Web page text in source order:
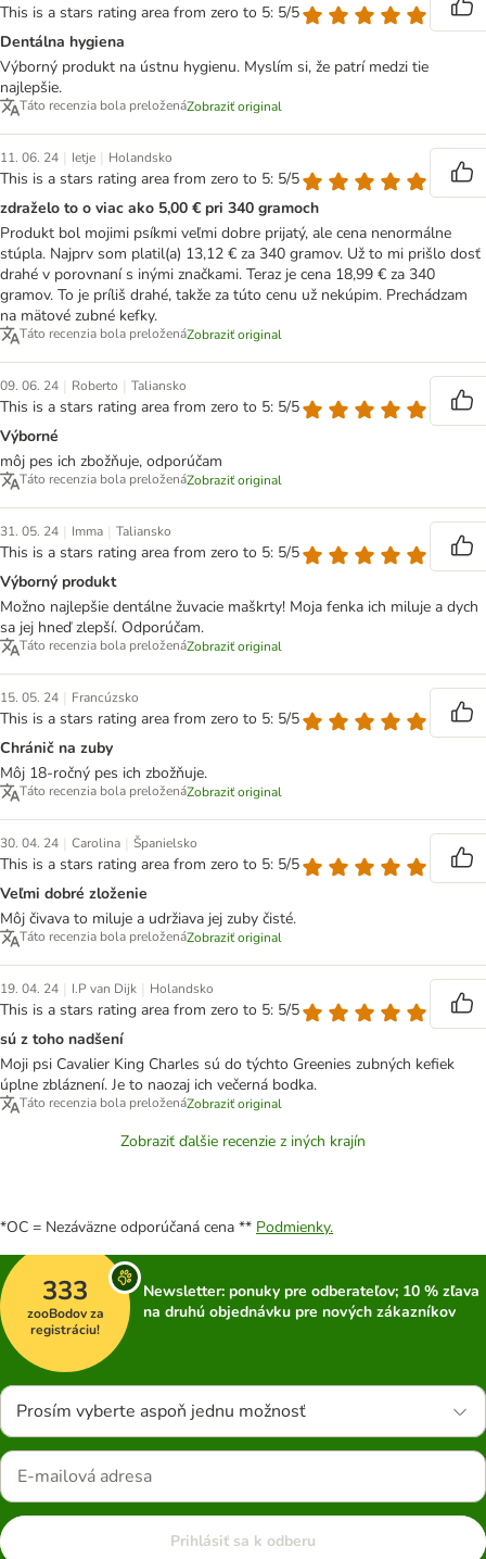
This is a stars rating area from zero to 5: 5/5
Dentálna hygiena
Výborný produkt na ústnu hygienu. Myslím si, že patrí medzi tie
najlepšie.
Táto recenzia bola preloženáZobraziť original
11. 06. 24 | Ietje | Holandsko
This is a stars rating area from zero to 5: 5/5
zdraželo to o viac ako 5,00 € pri 340 gramoch
Produkt bol mojimi psíkmi veľmi dobre prijatý, ale cena nenormálne
stúpla. Najprv som platil(a) 13,12 € za 340 gramov. Už to mi prišlo dosť
drahé v porovnaní s inými značkami. Teraz je cena 18,99 € za 340
gramov. To je príliš drahé, takže za túto cenu už nekúpim. Prechádzam
na mätové zubné kefky.
Táto recenzia bola preloženáZobraziť original
09. 06. 24 | Roberto | Taliansko
This is a stars rating area from zero to 5: 5/5
Výborné
môj pes ich zbožňuje, odporúčam
Táto recenzia bola preloženáZobraziť original
31. 05. 24 | Imma | Taliansko
This is a stars rating area from zero to 5: 5/5
Výborný produkt
Možno najlepšie dentálne žuvacie maškrty! Moja fenka ich miluje a dych
sa jej hneď zlepší. Odporúčam.
Táto recenzia bola preloženáZobraziť original
15. 05. 24 | Francúzsko
This is a stars rating area from zero to 5: 5/5
Chránič na zuby
Môj 18-ročný pes ich zbožňuje.
Táto recenzia bola preloženáZobraziť original
30. 04. 24 | Carolina | Španielsko
This is a stars rating area from zero to 5: 5/5
Veľmi dobré zloženie
Môj čivava to miluje a udržiava jej zuby čisté.
Táto recenzia bola preloženáZobraziť original
19. 04. 24 | I.P van Dijk | Holandsko
This is a stars rating area from zero to 5: 5/5
sú z toho nadšení
Moji psi Cavalier King Charles sú do týchto Greenies zubných kefiek
úplne zbláznení. Je to naozaj ich večerná bodka.
Táto recenzia bola preloženáZobraziť original
Zobraziť ďalšie recenzie z iných krajín
*OC = Nezáväzne odporúčaná cena ** Podmienky.
333
zooBodov za
registráciu!
Newsletter: ponuky pre odberateľov; 10 % zľava
na druhú objednávku pre nových zákazníkov
Prosím vyberte aspoň jednu možnosť
Prihlásiť sa k odberu